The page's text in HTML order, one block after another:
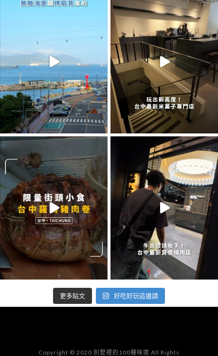
更多貼文 好吃好玩這邊請
Copyright © 2020 別墅裡的100種味道 All Rights